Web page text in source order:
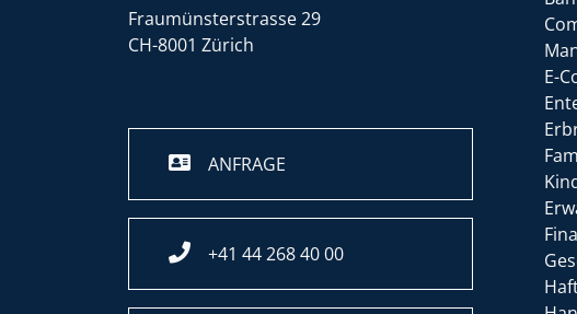
Fraumünsterstrasse 29
CH-8001 Zürich
ANFRAGE
+41 44 268 40 00
E-